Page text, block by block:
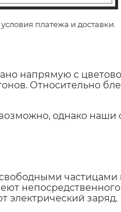
платежа и доставки.
напрямую с
Относительно
однако
частицами
непосредственного
электрический заряд.